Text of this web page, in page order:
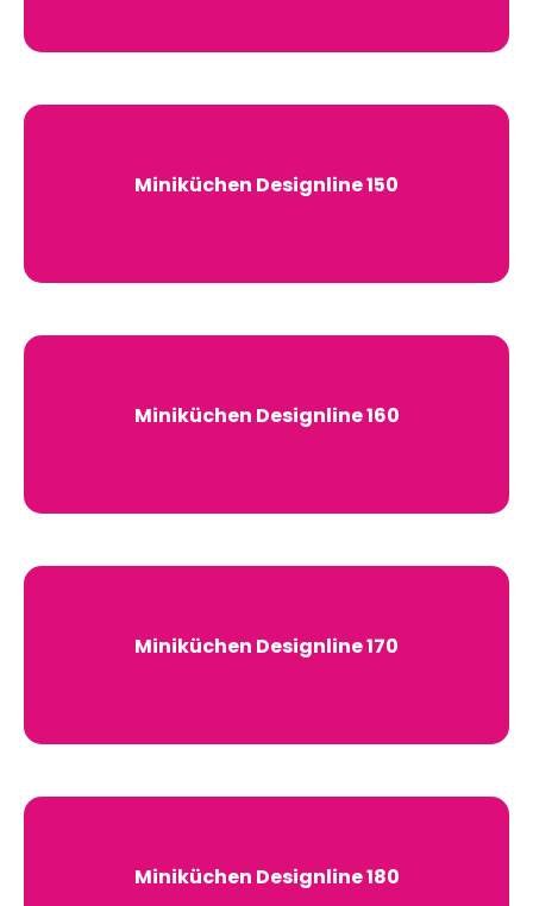
Miniküchen Designline 150
Miniküchen Designline 160
Miniküchen Designline 170
Miniküchen Designline 180